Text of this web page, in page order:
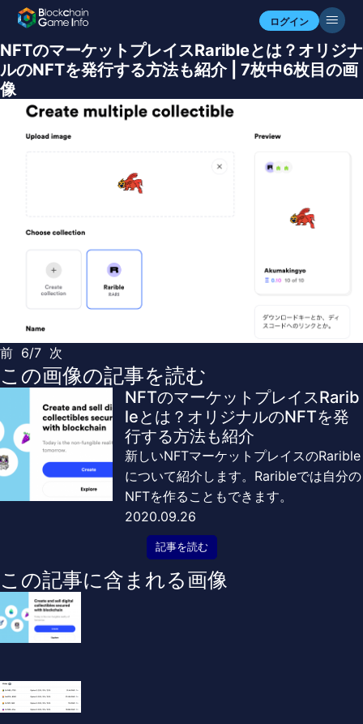
ログイン
NFTのマーケットプレイスRaribleとは？オリジナ
ルのNFTを発行する方法も紹介 | 7枚中6枚目の画
像
前 6/7 次
この画像の記事を読む
NFTのマーケットプレイスRarib
leとは？オリジナルのNFTを発
行する方法も紹介
新しいNFTマーケットプレイスのRarible
について紹介します。Raribleでは自分の
NFTを作ることもできます。
2020.09.26
記事を読む
この記事に含まれる画像